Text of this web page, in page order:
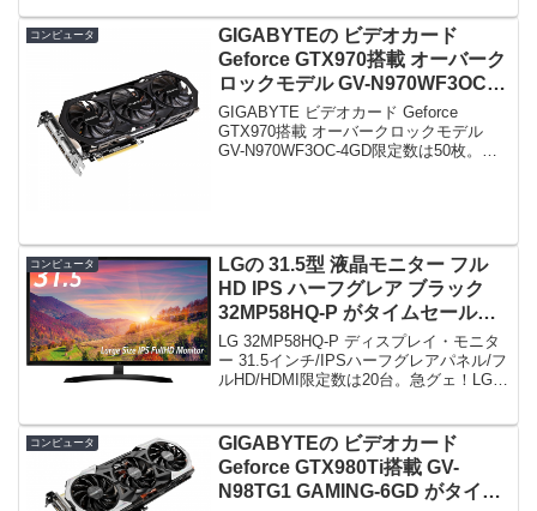
そして、そのすぐ後...C5：...
コンピュータ
GIGABYTEの ビデオカード
Geforce GTX970搭載 オーバーク
ロックモデル GV-N970WF3OC-
4GD がタイムセールで35,701
円！
GIGABYTE ビデオカード Geforce
GTX970搭載 オーバークロックモデル
GV-N970WF3OC-4GD限定数は50枚。急
コンピュータ
LGの 31.5型 液晶モニター フル
HD IPS ハーフグレア ブラック
32MP58HQ-P がタイムセールで
26,980円！
LG 32MP58HQ-P ディスプレイ・モニタ
ー 31.5インチ/IPSハーフグレアパネル/フ
ルHD/HDMI限定数は20台。急グェ！LG
HD/...
コンピュータ
GIGABYTEの ビデオカード
Geforce GTX980Ti搭載 GV-
N98TG1 GAMING-6GD がタイム